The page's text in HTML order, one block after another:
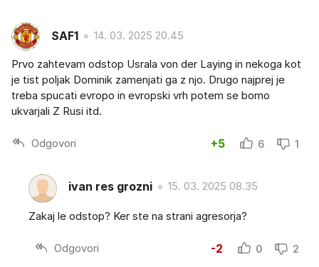
SAF1 14. 03. 2025 20.45
Prvo zahtevam odstop Usrala von der Laying in nekoga kot
je tist poljak Dominik zamenjati ga z njo. Drugo najprej je
treba spucati evropo in evropski vrh potem se bomo
ukvarjali Z Rusi itd.
Odgovori +5 6 1
ivan res grozni 15. 03. 2025 08.35
Zakaj le odstop? Ker ste na strani agresorja?
Odgovori -2 0 2